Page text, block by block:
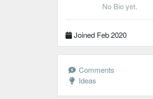
No Bio yet.
Joined Feb 2020
Comments
Ideas